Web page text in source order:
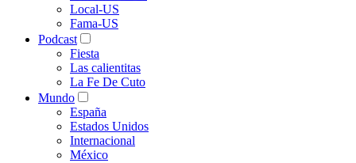
Local-US
Fama-US
Podcast
Fiesta
Las calientitas
La Fe De Cuto
Mundo
España
Estados Unidos
Internacional
México